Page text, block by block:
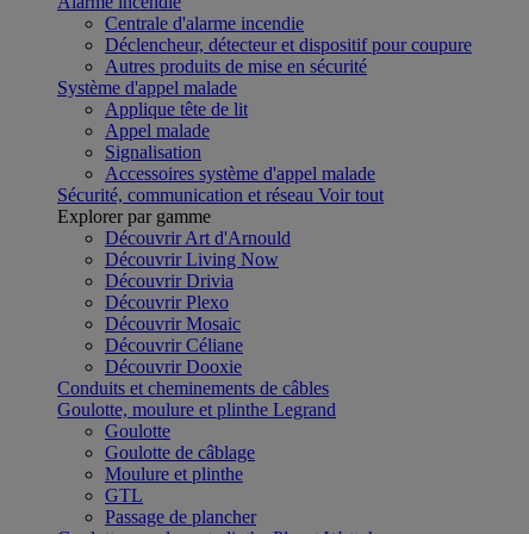
Centrale d'alarme incendie
Déclencheur, détecteur et dispositif pour coupure
Autres produits de mise en sécurité
Système d'appel malade
Applique tête de lit
Appel malade
Signalisation
Accessoires système d'appel malade
Sécurité, communication et réseau Voir tout
Explorer par gamme
Découvrir Art d'Arnould
Découvrir Living Now
Découvrir Drivia
Découvrir Plexo
Découvrir Mosaic
Découvrir Céliane
Découvrir Dooxie
Conduits et cheminements de câbles
Goulotte, moulure et plinthe Legrand
Goulotte
Goulotte de câblage
Moulure et plinthe
GTL
Passage de plancher